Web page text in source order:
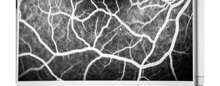
Maculopatie
Occhio Secco
Retinopatie ›
Neurite Ottica
OCT – Segmento Posteriore
OCT – Segmento Anteriore
Pachimetria
Pupillometria